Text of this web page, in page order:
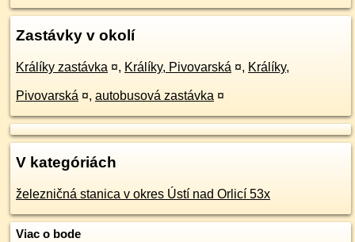
Zastávky v okolí
Králíky zastávka ¤, Králíky, Pivovarská ¤, Králíky,
Pivovarská ¤, autobusová zastávka ¤
V kategóriách
železničná stanica v okres Ústí nad Orlicí 53x
Viac o bode